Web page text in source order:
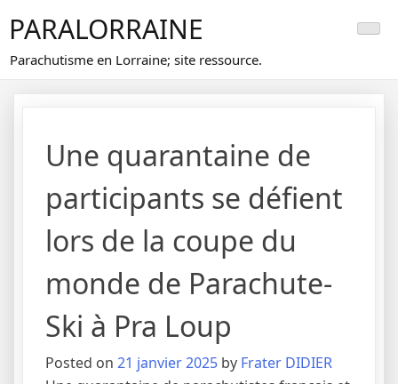
content
PARALORRAINE
Parachutisme en Lorraine; site ressource.
Une quarantaine de
participants se défient
lors de la coupe du
monde de Parachute-
Ski à Pra Loup
Posted on 21 janvier 2025 by Frater DIDIER